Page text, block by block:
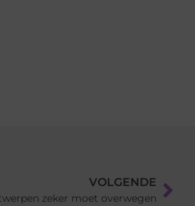
VOLGENDE
zeker moet overwegen